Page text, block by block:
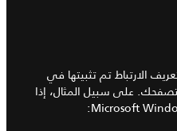
الارتباط تم تثبيتها في
على سبيل المثال، إذا